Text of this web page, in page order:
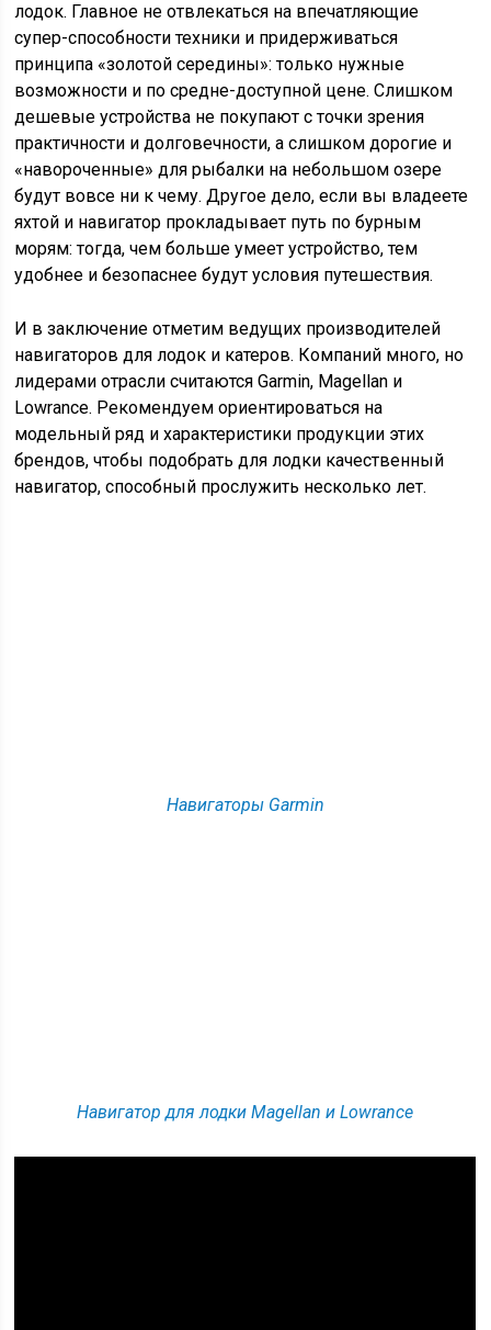
лодок. Главное не отвлекаться на впечатляющие
супер-способности техники и придерживаться
принципа «золотой середины»: только нужные
возможности и по средне-доступной цене. Слишком
дешевые устройства не покупают с точки зрения
практичности и долговечности, а слишком дорогие и
«навороченные» для рыбалки на небольшом озере
будут вовсе ни к чему. Другое дело, если вы владеете
яхтой и навигатор прокладывает путь по бурным
морям: тогда, чем больше умеет устройство, тем
удобнее и безопаснее будут условия путешествия.
И в заключение отметим ведущих производителей
навигаторов для лодок и катеров. Компаний много, но
лидерами отрасли считаются Garmin, Magellan и
Lowrance. Рекомендуем ориентироваться на
модельный ряд и характеристики продукции этих
брендов, чтобы подобрать для лодки качественный
навигатор, способный прослужить несколько лет.
Навигаторы Garmin
Навигатор для лодки Magellan и Lowrance